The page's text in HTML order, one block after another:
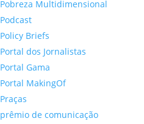
Pobreza Multidimensional
Podcast
Policy Briefs
Portal dos Jornalistas
Portal Gama
Portal MakingOf
Praças
prêmio de comunicação